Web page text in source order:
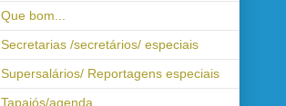
Que bom...
Secretarias /secretários/ especiais
Supersalários/ Reportagens especiais
Tapajós/agenda